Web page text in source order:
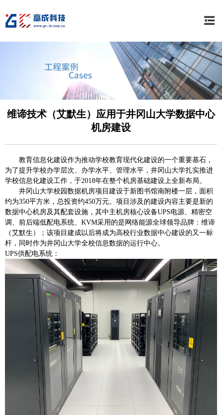
维谛技术（艾默生）应用于井冈山大学数据中心
机房建设
教育信息化建设作为推动学校教育现代化建设的一个重要基石，
为了提升学校办学层次、办学水平、管理水平，井冈山大学扎实推进
学校信息化建设工作，于2018年在整个机房基础建设上全新布局。
井冈山大学校园数据机房项目建设于新图书馆南附楼一层，面积
约为350平方米，总投资约450万元。项目涉及的建设内容主要是新的
数据中心机房及其配套设施，其中主机房核心设备UPS电源、精密空
调、前后端低配电系统、KVM采用的是网络能源全球领导品牌：维谛
（艾默生）；该项目建成以后将成为高校行业数据中心建设的又一标
杆，同时作为井冈山大学全校信息数据的运行中心。
UPS供配电系统：